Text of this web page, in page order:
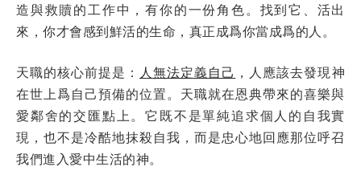
造與救贖的工作中，有你的一份角色。找到它、活出
來，你才會感到鮮活的生命，真正成爲你當成爲的人。
天職的核心前提是： 人無法定義自己 ，人應該去發現神
在世上爲自己預備的位置。天職就在恩典帶來的喜樂與
愛鄰舍的交匯點上。它既不是單純追求個人的自我實
現，也不是冷酷地抹殺自我，而是忠心地回應那位呼召
我們進入愛中生活的神。